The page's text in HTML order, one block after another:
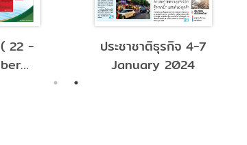
1 Feb 2026 มติชน 10 Jan 2026